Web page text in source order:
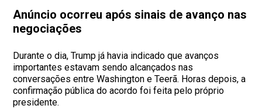
Anúncio ocorreu após sinais de avanço nas
negociações
Durante o dia, Trump já havia indicado que avanços
importantes estavam sendo alcançados nas
conversações entre Washington e Teerã. Horas depois, a
confirmação pública do acordo foi feita pelo próprio
presidente.